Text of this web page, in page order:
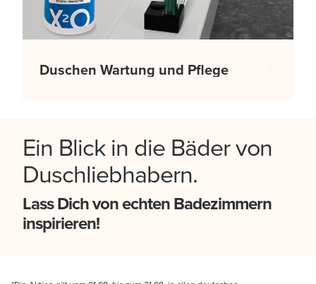
Duschen Wartung und Pflege
Ein Blick in die Bäder von
Duschliebhabern.
Lass Dich von echten Badezimmern
inspirieren!